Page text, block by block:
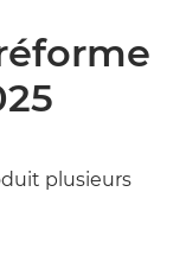
plusieurs